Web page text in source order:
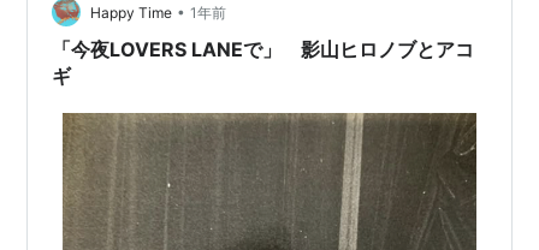
ル系ロックバンドの出身である!! 初めて歌ったアニメ・
特撮の主題歌について 現在はJAM Pr…
Happy Time • 1年前
「今夜LOVERS LANEで」 影山ヒロノブとアコ
ギ